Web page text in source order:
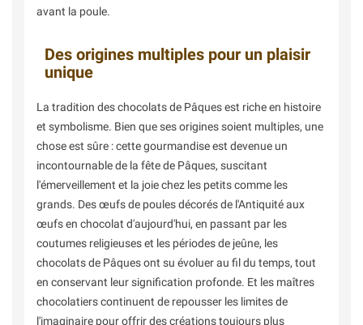
avant la poule.
Des origines multiples pour un plaisir
unique
La tradition des chocolats de Pâques est riche en histoire
et symbolisme. Bien que ses origines soient multiples, une
chose est sûre : cette gourmandise est devenue un
incontournable de la fête de Pâques, suscitant
l'émerveillement et la joie chez les petits comme les
grands. Des œufs de poules décorés de l'Antiquité aux
œufs en chocolat d'aujourd'hui, en passant par les
coutumes religieuses et les périodes de jeûne, les
chocolats de Pâques ont su évoluer au fil du temps, tout
en conservant leur signification profonde. Et les maîtres
chocolatiers continuent de repousser les limites de
l'imaginaire pour offrir des créations toujours plus